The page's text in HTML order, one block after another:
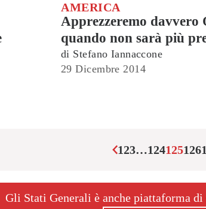
AMERICA
Apprezzeremo davvero
quando non sarà più
di Stefano Iannaccone
29 Dicembre 2014
123…124125126
Gli Stati Generali è anche piattaforma